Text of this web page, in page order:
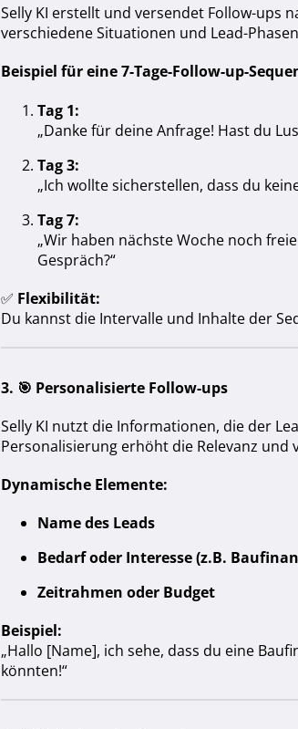
Selly KI erstellt und versendet Follow-ups
verschiedene Situationen und Lead-
Beispiel für eine 7-Tage-Follow-up-
Tag 1:
„Danke für deine Anfrage! Hast du
Tag 3:
„Ich wollte sicherstellen, dass du
Tag 7:
„Wir haben nächste Woche noch
Gespräch?“
✅ Flexibilität:
Du kannst die Intervalle und Inhalte der
3. 🎯 Personalisierte Follow-ups
Selly KI nutzt die Informationen, die der
Personalisierung erhöht die Relevanz
Dynamische Elemente:
Name des Leads
Bedarf oder Interesse (z.B.
Zeitrahmen oder Budget
Beispiel:
„Hallo [Name], ich sehe, dass du eine
könnten!“